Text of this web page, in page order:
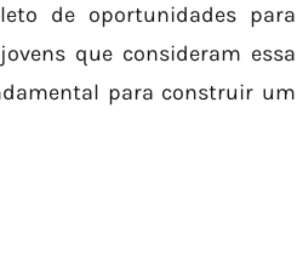
de oportunidades para
que consideram essa
para construir um